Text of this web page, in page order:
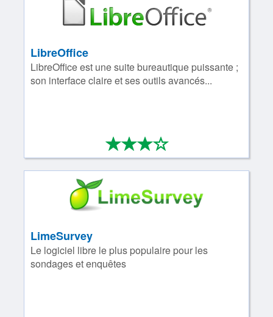
LibreOffice
LibreOffice est une suite bureautique puissante ;
son interface claire et ses outils avancés...
****
3/4
LimeSurvey
Le logiciel libre le plus populaire pour les
sondages et enquêtes